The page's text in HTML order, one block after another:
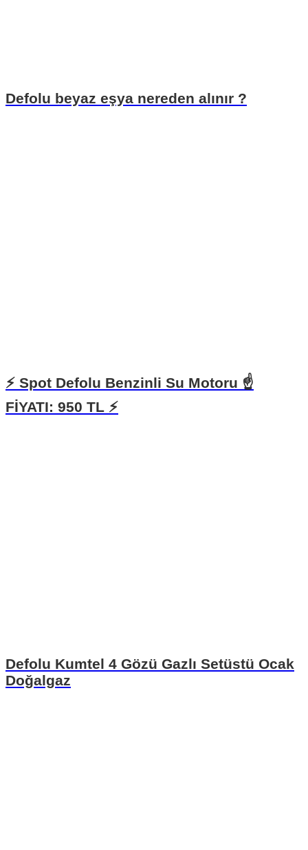
Defolu beyaz eşya nereden alınır ?
⚡️ Spot Defolu Benzinli Su Motoru ☝
FİYATI: 950 TL ⚡️
Defolu Kumtel 4 Gözü Gazlı Setüstü Ocak
Doğalgaz